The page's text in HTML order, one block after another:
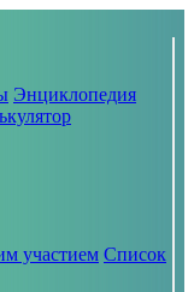
Энциклопедия
участием Список